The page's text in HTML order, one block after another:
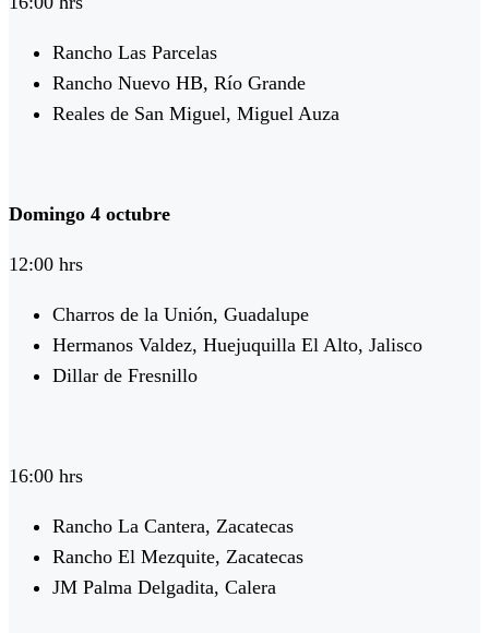
Rancho Las Parcelas
Rancho Nuevo HB, Río Grande
Reales de San Miguel, Miguel Auza
Domingo 4 octubre
12:00 hrs
Charros de la Unión, Guadalupe
Hermanos Valdez, Huejuquilla El Alto, Jalisco
Dillar de Fresnillo
16:00 hrs
Rancho La Cantera, Zacatecas
Rancho El Mezquite, Zacatecas
JM Palma Delgadita, Calera